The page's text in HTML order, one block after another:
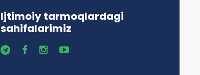
Ijtimoiy tarmoqlardagi
sahifalarimiz